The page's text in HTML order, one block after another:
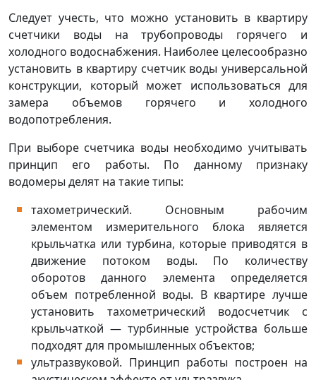
Следует учесть, что можно установить в квартиру
счетчики воды на трубопроводы горячего и
холодного водоснабжения. Наиболее целесообразно
установить в квартиру счетчик воды универсальной
конструкции, который может использоваться для
замера объемов горячего и холодного
водопотребления.
При выборе счетчика воды необходимо учитывать
принцип его работы. По данному признаку
водомеры делят на такие типы:
тахометрический. Основным рабочим
элементом измерительного блока является
крыльчатка или турбина, которые приводятся в
движение потоком воды. По количеству
оборотов данного элемента определяется
объем потребленной воды. В квартире лучше
установить тахометрический водосчетчик с
крыльчаткой — турбинные устройства больше
подходят для промышленных объектов;
ультразвуковой. Принцип работы построен на